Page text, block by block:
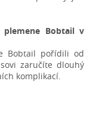
plemene Bobtail v
Bobtail pořídili od
zaručíte dlouhý
komplikací.